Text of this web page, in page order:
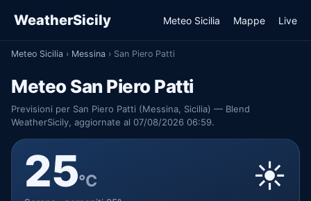
WeatherSicily Meteo Sicilia Mappe Live
Meteo Sicilia › Messina › San Piero Patti
Meteo San Piero Patti
Previsioni per San Piero Patti (Messina, Sicilia) — Blend
WeatherSicily, aggiornate al 07/08/2026 06:59.
25°C ☀️